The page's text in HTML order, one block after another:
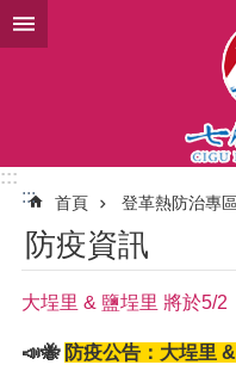
跳到主要內容區塊
:::
:::
首頁 登革熱防治專
防疫資訊
大埕里 & 鹽埕里 將於5/
📣🐝 防疫公告：大埕里